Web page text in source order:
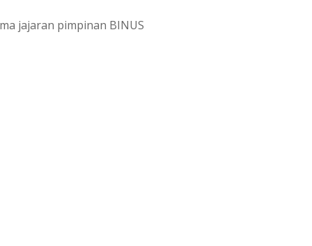
jajaran pimpinan BINUS